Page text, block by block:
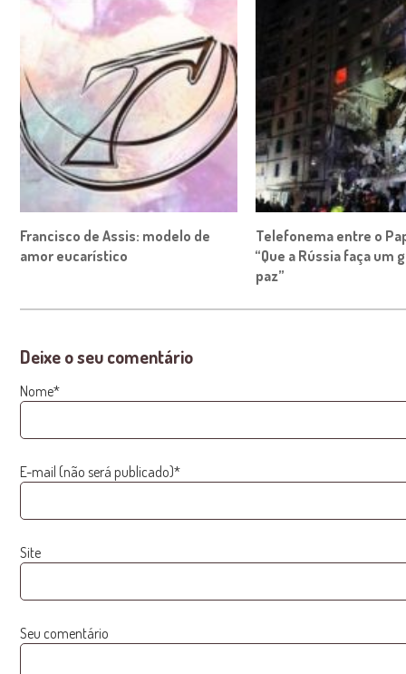
Francisco de Assis: modelo de
amor eucarístico
Telefonema entre o
“Que a Rússia faça um
paz”
Deixe o seu comentário
Nome*
E-mail (não será publicado)*
Site
Seu comentário